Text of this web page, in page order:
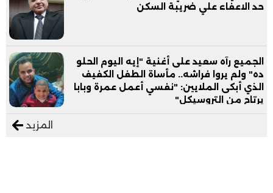
حد الاعفاء علي ضريبة السكن
الجميع رآه سعيد على أغنية "إيه اليوم الحلو
ده" ولم يروا فراشه.. مأساة الطفل الكفيف
الذي أبكى الملايين: "نفسي أعمل عمرة وبابا
يرتاح من التروسيكل"
المزيد